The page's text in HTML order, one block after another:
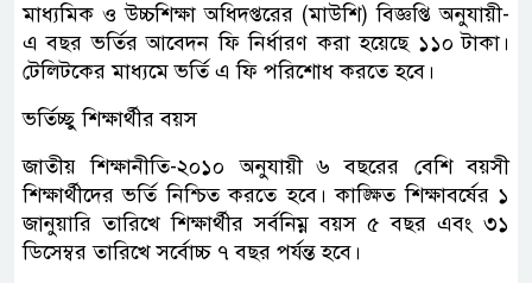
মাধ্যমিক ও উচ্চশিক্ষা অধিদপ্তরের (মাউশি) বিজ্ঞপ্তি অনুযায়ী-
এ বছর ভর্তির আবেদন ফি নির্ধারণ করা হয়েছে ১১০ টাকা।
টেলিটকের মাধ্যমে ভর্তি এ ফি পরিশোধ করতে হবে।
ভর্তিচ্ছু শিক্ষার্থীর বয়স
জাতীয় শিক্ষানীতি-২০১০ অনুযায়ী ৬ বছরের বেশি বয়সী
শিক্ষার্থীদের ভর্তি নিশ্চিত করতে হবে। কাঙ্ক্ষিত শিক্ষাবর্ষের ১
জানুয়ারি তারিখে শিক্ষার্থীর সর্বনিম্ন বয়স ৫ বছর এবং ৩১
ডিসেম্বর তারিখে সর্বোচ্চ ৭ বছর পর্যন্ত হবে।